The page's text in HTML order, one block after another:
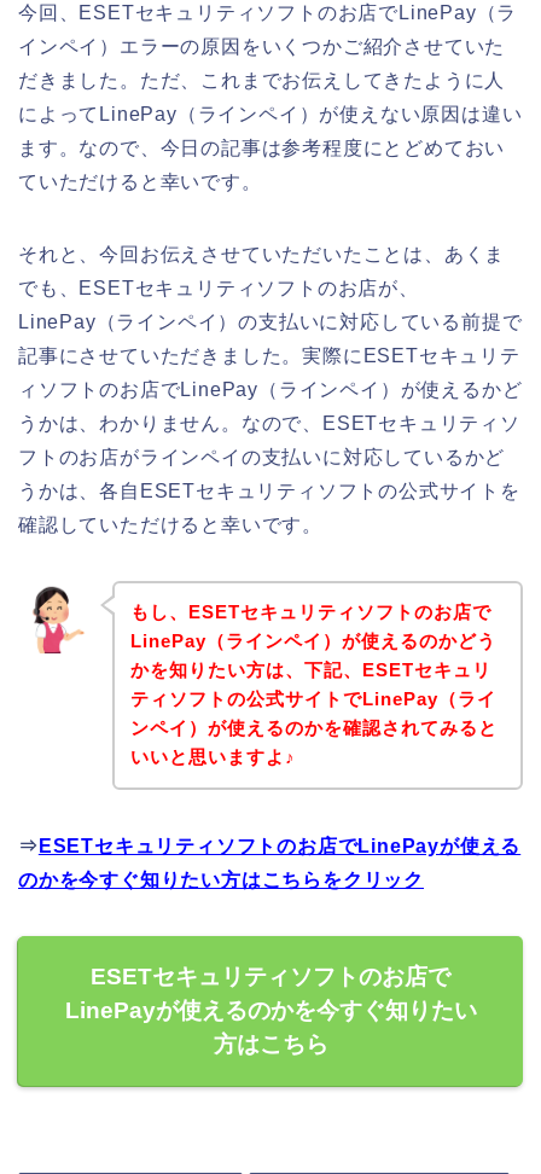
今回、ESETセキュリティソフトのお店でLinePay（ラ
インペイ）エラーの原因をいくつかご紹介させていた
だきました。ただ、これまでお伝えしてきたように人
によってLinePay（ラインペイ）が使えない原因は違い
ます。なので、今日の記事は参考程度にとどめておい
ていただけると幸いです。
それと、今回お伝えさせていただいたことは、あくま
でも、ESETセキュリティソフトのお店が、
LinePay（ラインペイ）の支払いに対応している前提で
記事にさせていただきました。実際にESETセキュリテ
ィソフトのお店でLinePay（ラインペイ）が使えるかど
うかは、わかりません。なので、ESETセキュリティソ
フトのお店がラインペイの支払いに対応しているかど
うかは、各自ESETセキュリティソフトの公式サイトを
確認していただけると幸いです。
もし、ESETセキュリティソフトのお店で
LinePay（ラインペイ）が使えるのかどう
かを知りたい方は、下記、ESETセキュリ
ティソフトの公式サイトでLinePay（ライ
ンペイ）が使えるのかを確認されてみると
いいと思いますよ♪
⇒ ESETセキュリティソフトのお店でLinePayが使える
のかを今すぐ知りたい方はこちらをクリック
ESETセキュリティソフトのお店で
LinePayが使えるのかを今すぐ知りたい
方はこちら